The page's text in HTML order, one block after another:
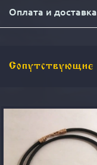
Оплата и доставка
Способы
комиссия за
3. Пункты
4 Доставка в
БЕСПЛАТНАЯ
Сопутствующие